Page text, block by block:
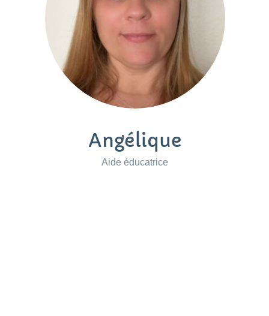
Angélique
Aide éducatrice